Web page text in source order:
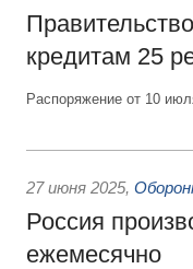
кредитам 25
Распоряжение от 10
27 июня 2025,
Россия
ежемесячно